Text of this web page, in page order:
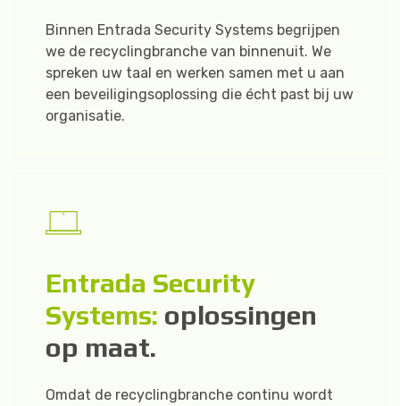
Binnen Entrada Security Systems begrijpen
we de recyclingbranche van binnenuit. We
spreken uw taal en werken samen met u aan
een beveiligingsoplossing die écht past bij uw
organisatie.
Entrada Security
Systems: oplossingen
op maat.
Omdat de recyclingbranche continu wordt